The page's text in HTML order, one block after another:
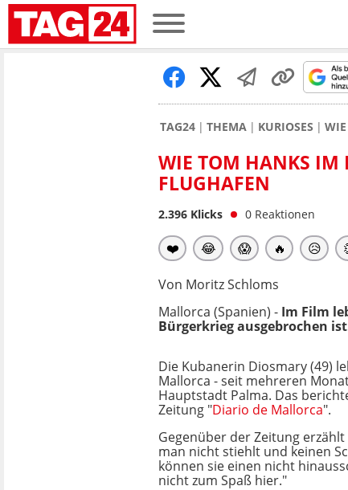
TAG24 THEMA KURIOSES
WIE TOM HANKS IM
FLUGHAFEN
2.396 Klicks 0 Reaktionen
❤️ 😂 😱 🔥 😥
Von Moritz Schloms
Mallorca (Spanien) - Im Film
Bürgerkrieg ausgebrochen
Die Kubanerin Diosmary (49)
Mallorca - seit mehreren
Hauptstadt Palma. Das
Zeitung "Diario de Mallorca".
Gegenüber der Zeitung erzählt
man nicht stiehlt und keinen
können sie einen nicht
nicht zum Spaß hier."